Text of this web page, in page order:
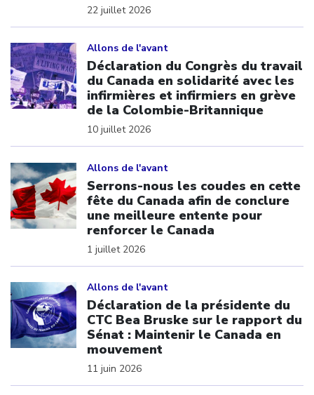
22 juillet 2026
Allons de l'avant
Déclaration du Congrès du travail
du Canada en solidarité avec les
infirmières et infirmiers en grève
de la Colombie-Britannique
10 juillet 2026
Allons de l'avant
Serrons-nous les coudes en cette
fête du Canada afin de conclure
une meilleure entente pour
renforcer le Canada
1 juillet 2026
Allons de l'avant
Déclaration de la présidente du
CTC Bea Bruske sur le rapport du
Sénat : Maintenir le Canada en
mouvement
11 juin 2026